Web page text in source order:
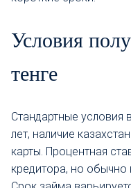
Условия
тенге
Стандартные условия
лет, наличие
карты. Процентная
кредитора, но обычно